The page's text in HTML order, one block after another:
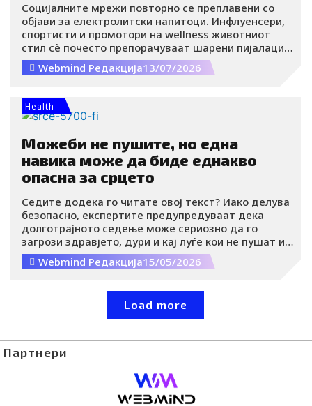
Социјалните мрежи повторно се преплавени со
објави за електролитски напитоци. Инфлуенсери,
спортисти и промотори на wellness животниот
стил сè почесто препорачуваат шарени пијалаци и
прашоци за хидратација, тврдејќи дека ја
зголемуваат енергијата, ја подобруваат
да се опорави по физички напор.
Webmind Редакција13/07/2026
Health
Можеби не пушите, но една
навика може да биде еднакво
опасна за срцето
Седите додека го читате овој текст? Иако делува
безопасно, експертите предупредуваат дека
долготрајното седење може сериозно да го
загрози здравјето, дури и кај луѓе кои не пушат и
повремено вежбаат.
Webmind Редакција15/05/2026
Load more
Партнери